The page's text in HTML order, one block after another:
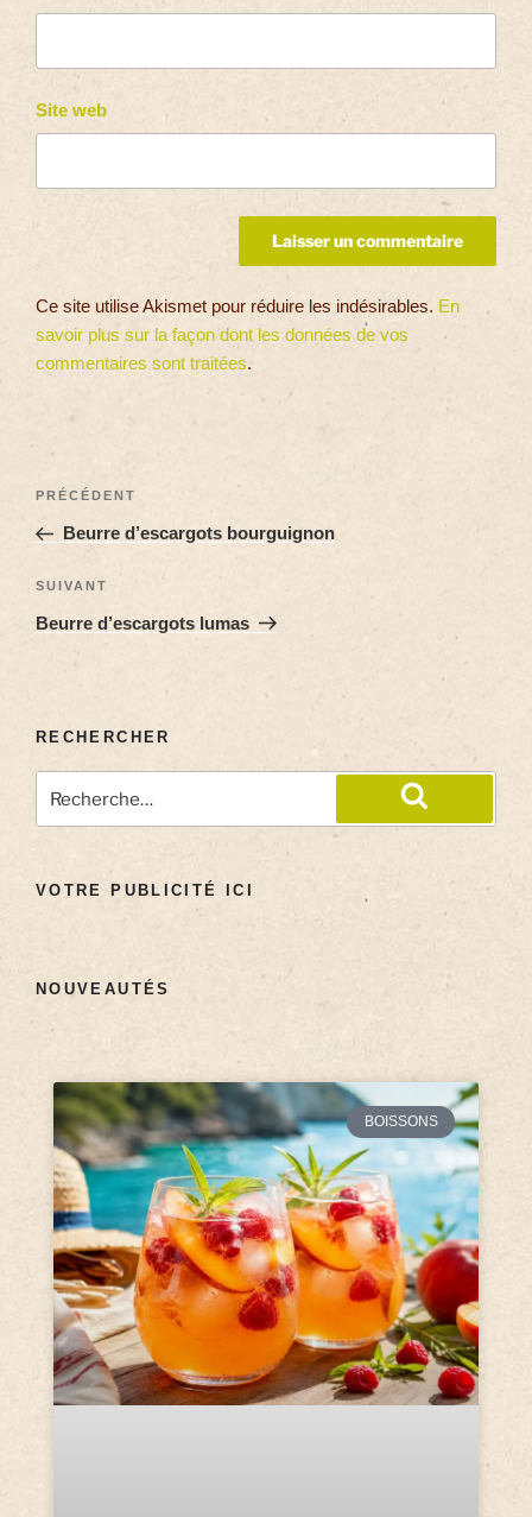
Site web
Ce site utilise Akismet pour réduire les indésirables. En
savoir plus sur la façon dont les données de vos
commentaires sont traitées.
PRÉCÉDENT
Beurre d’escargots bourguignon
SUIVANT
Beurre d’escargots lumas
RECHERCHER
VOTRE PUBLICITÉ ICI
NOUVEAUTÉS
BOISSONS